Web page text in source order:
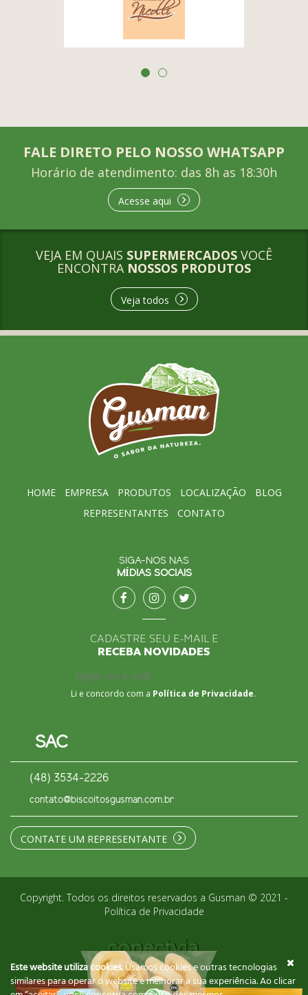
FALE DIRETO PELO NOSSO WHATSAPP
Horário de atendimento: das 8h as 18:30h
Acesse aqui
VEJA EM QUAIS SUPERMERCADOS VOCÊ
ENCONTRA NOSSOS PRODUTOS
Veja todos
HOME EMPRESA PRODUTOS LOCALIZAÇÃO
BLOG
REPRESENTANTES
CONTATO
SIGA-NOS NAS
MÍDIAS SOCIAIS
CADASTRE SEU E-MAIL E
RECEBA NOVIDADES
Li e concordo com a Política de Privacidade.
SAC
(48) 3534-2226
contato@biscoitosgusman.com.br
CONTATE UM REPRESENTANTE
Copyright. Todos os direitos reservados a Gusman © 2021 -
Política de Privacidade
Este website utiliza cookies.Usamos cookies e outras tecnologias
similares para operar o website e melhorar a sua experiência. Ao clicar